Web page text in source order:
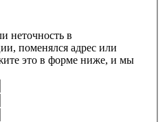
неточность в
поменялся адрес или
это в форме ниже, и мы